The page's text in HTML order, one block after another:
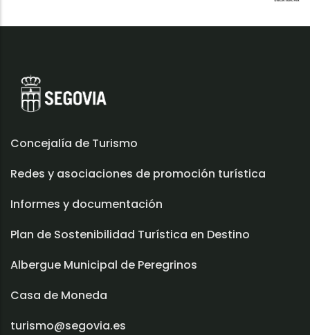
Concejalía de Turismo
Redes y asociaciones de promoción turística
Informes y documentación
Plan de Sostenibilidad Turística en Destino
Albergue Municipal de Peregrinos
Casa de Moneda
turismo@segovia.es